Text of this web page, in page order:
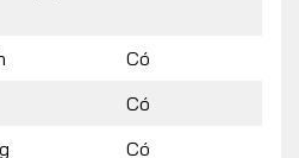
Có
Có
Có